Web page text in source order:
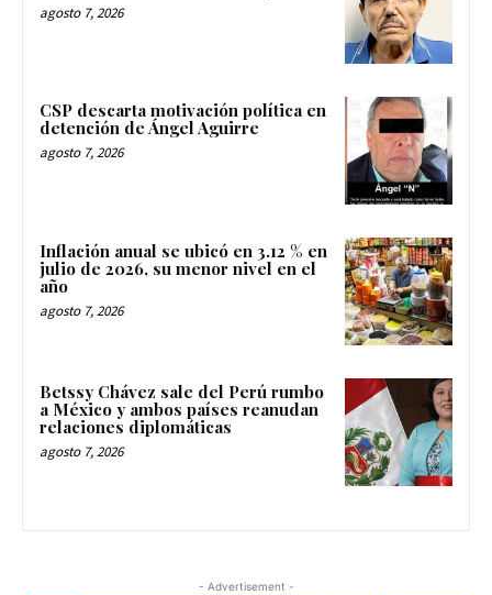
agosto 7, 2026
CSP descarta motivación política en
detención de Ángel Aguirre
agosto 7, 2026
Inflación anual se ubicó en 3.12 % en
julio de 2026, su menor nivel en el
año
agosto 7, 2026
Betssy Chávez sale del Perú rumbo
a México y ambos países reanudan
relaciones diplomáticas
agosto 7, 2026
- Advertisement -